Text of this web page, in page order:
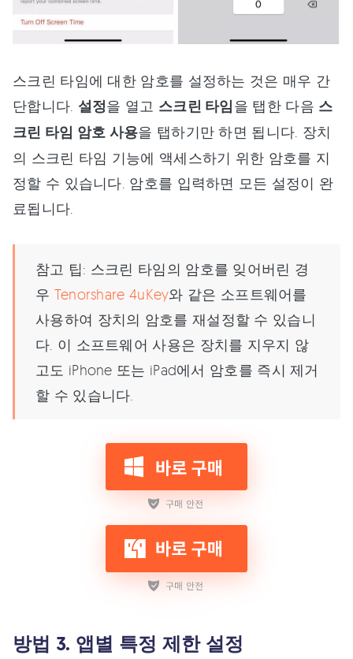
스크린 타임에 대한 암호를 설정하는 것은 매우 간
단합니다. 설정을 열고 스크린 타임을 탭한 다음 스
크린 타임 암호 사용을 탭하기만 하면 됩니다. 장치
의 스크린 타임 기능에 액세스하기 위한 암호를 지
정할 수 있습니다. 암호를 입력하면 모든 설정이 완
료됩니다.
참고 팁: 스크린 타임의 암호를 잊어버린 경
우 Tenorshare 4uKey와 같은 소프트웨어를
사용하여 장치의 암호를 재설정할 수 있습니
다. 이 소프트웨어 사용은 장치를 지우지 않
고도 iPhone 또는 iPad에서 암호를 즉시 제거
할 수 있습니다.
방법 3. 앱별 특정 제한 설정